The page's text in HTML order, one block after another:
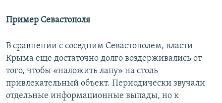
Пример Севастополя
В сравнении с соседним Севастополем, власти
Крыма еще достаточно долго воздерживались от
того, чтобы «наложить лапу» на столь
привлекательный объект. Периодически звучали
отдельные информационные выпады, но к